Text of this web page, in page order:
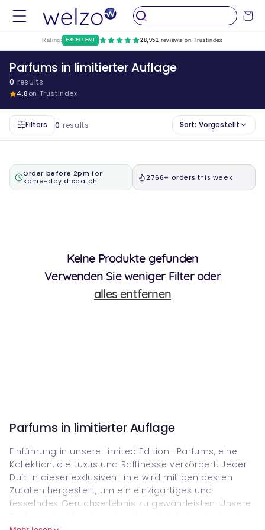
Sie zu
Wagen
Rating: EXCELLENT 28,951 reviews on Trustindex
Parfums in limitierter Auflage
0 results
4.8on Trustindex
Filters 0 results Sort: Vorgestellt
Order before 2pm for
same-day dispatch
2766+ orders this week
Keine Produkte gefunden
Verwenden Sie weniger Filter oder
alles entfernen
Parfums in limitierter Auflage
Einführung in unsere Limited Edition -Parfums, eine
Kollektion, die Luxus und Raffinesse verkörpert. Jeder
Duft in dieser exklusiven Linie wird mit den besten
Zutaten hergestellt, um ein einzigartiges und
fesselndes Geruchserlebnis zu gewährleisten. Unsere